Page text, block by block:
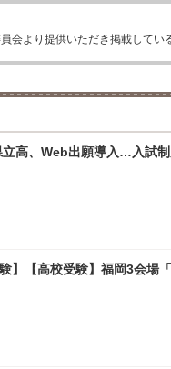
会より提供いただき掲載して
立高、Web出願導入…入試
】【高校受験】福岡3会場